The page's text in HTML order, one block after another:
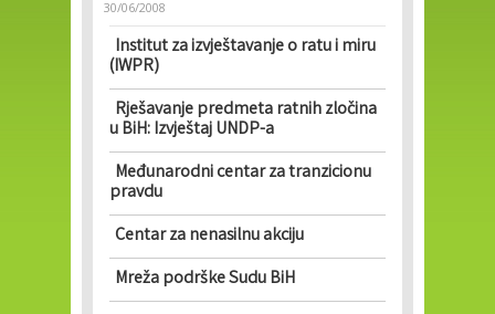
30/06/2008
Institut za izvještavanje o ratu i miru
(IWPR)
Rješavanje predmeta ratnih zločina
u BiH: Izvještaj UNDP-a
Međunarodni centar za tranzicionu
pravdu
Centar za nenasilnu akciju
Mreža podrške Sudu BiH